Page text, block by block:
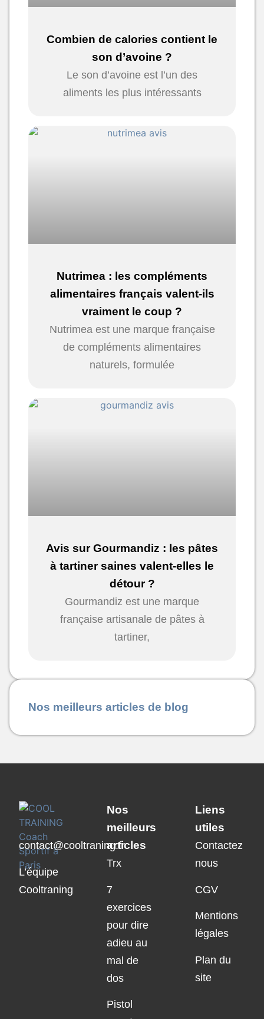
Combien de calories contient le
son d’avoine ?
Le son d’avoine est l’un des
aliments les plus intéressants
Nutrimea : les compléments
alimentaires français valent-ils
vraiment le coup ?
Nutrimea est une marque française
de compléments alimentaires
naturels, formulée
Avis sur Gourmandiz : les pâtes
à tartiner saines valent-elles le
détour ?
Gourmandiz est une marque
française artisanale de pâtes à
tartiner,
Nos meilleurs articles de blog
contact@cooltraning.fr
L’équipe
Cooltraning
Nos
meilleurs
articles
Trx
7
exercices
pour dire
adieu au
mal de
dos
Pistol
Liens
utiles
Contactez
nous
CGV
Mentions
légales
Plan du
site